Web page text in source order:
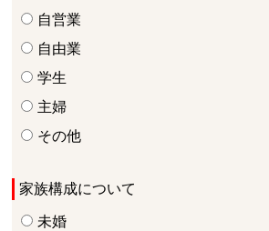
自営業
自由業
学生
主婦
その他
家族構成について
未婚